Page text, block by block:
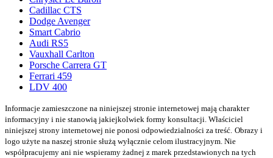
Cadillac CTS
Dodge Avenger
Smart Cabrio
Audi RS5
Vauxhall Carlton
Porsche Carrera GT
Ferrari 459
LDV 400
Informacje zamieszczone na niniejszej stronie internetowej mają charakter
informacyjny i nie stanowią jakiejkolwiek formy konsultacji. Właściciel
niniejszej strony internetowej nie ponosi odpowiedzialności za treść. Obrazy i
logo użyte na naszej stronie służą wyłącznie celom ilustracyjnym. Nie
współpracujemy ani nie wspieramy żadnej z marek przedstawionych na tych